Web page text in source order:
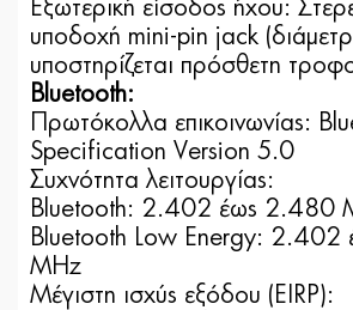
Εξωτερική είσοδος ήχου:
υποδοχή mini-pin jack
υποστηρίζεται πρόσθετη
Bluetooth:
Πρωτόκολλα επικοινωνίας:
Specification Version 5.0
Συχνότητα λειτουργίας:
Bluetooth: 2.402 έως 2.480
Bluetooth Low Energy:
MHz
Μέγιστη ισχύς εξόδου (EIRP):